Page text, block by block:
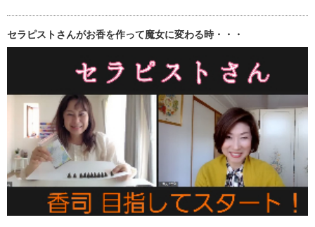
セラピストさんがお香を作って魔女に変わる時・・・